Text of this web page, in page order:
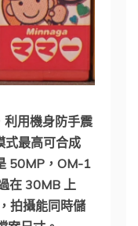
用機身防手震
式最高可合成
50MP，OM-1
在 30MB 上
拍攝能同時儲